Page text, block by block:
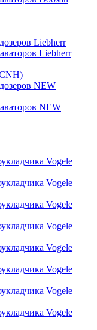
Liebherr
Liebherr
NEW
NEW
Vogele
Vogele
Vogele
Vogele
Vogele
Vogele
Vogele
Vogele